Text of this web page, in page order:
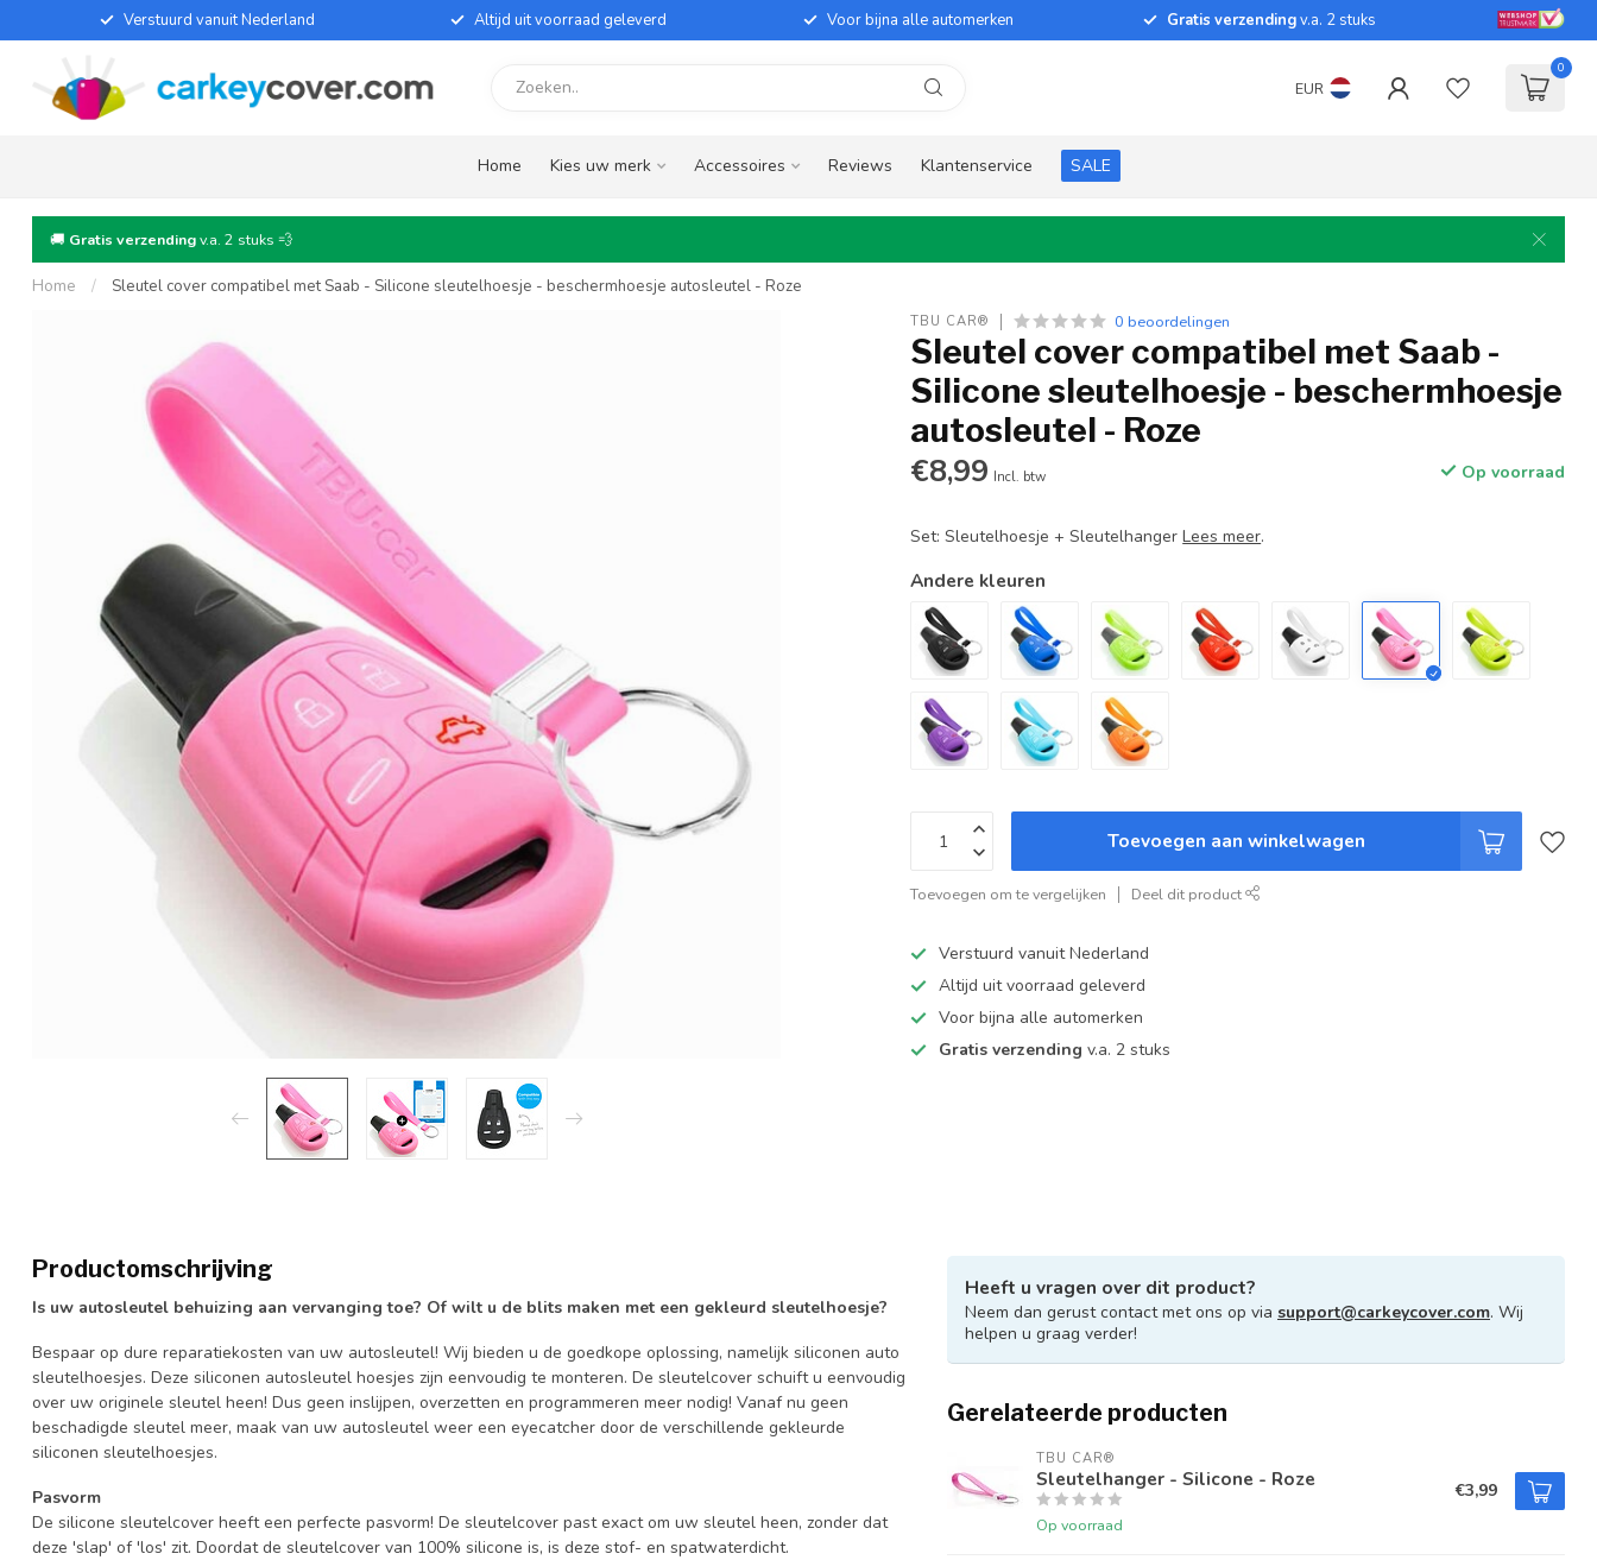
Verstuurd vanuit Nederland Altijd uit voorraad geleverd Voor bijna alle automerken Gratis verzendingv.a. 2 stuks
EUR
0
Home Kies uw merk Accessoires Reviews Klantenservice SALE
🚚 Gratis verzendingv.a. 2 stuks 💨
Home / Sleutel cover compatibel met Saab - Silicone sleutelhoesje - beschermhoesje autosleutel - Roze
TBU CAR® 0 beoordelingen
Sleutel cover compatibel met Saab -
Silicone sleutelhoesje - beschermhoesje
autosleutel - Roze
€8,99 Incl. btw Op voorraad
Set: Sleutelhoesje + SleutelhangerLees meer.
Andere kleuren
Toevoegen aan winkelwagen
Toevoegen om te vergelijken Deel dit product
Verstuurd vanuit Nederland
Altijd uit voorraad geleverd
Voor bijna alle automerken
Gratis verzending v.a. 2 stuks
Productomschrijving
Is uw autosleutel behuizing aan vervanging toe? Of wilt u de blits maken met een gekleurd sleutelhoesje?
Bespaar op dure reparatiekosten van uw autosleutel! Wij bieden u de goedkope oplossing, namelijk siliconen auto
sleutelhoesjes. Deze siliconen autosleutel hoesjes zijn eenvoudig te monteren. De sleutelcover schuift u eenvoudig
over uw originele sleutel heen! Dus geen inslijpen, overzetten en programmeren meer nodig! Vanaf nu geen
beschadigde sleutel meer, maak van uw autosleutel weer een eyecatcher door de verschillende gekleurde
siliconen sleutelhoesjes.
Pasvorm
De silicone sleutelcover heeft een perfecte pasvorm! De sleutelcover past exact om uw sleutel heen, zonder dat
deze 'slap' of 'los' zit. Doordat de sleutelcover van 100% silicone is, is deze stof- en spatwaterdicht.
Heeft u vragen over dit product?
Neem dan gerust contact met ons op via support@carkeycover.com. Wij
helpen u graag verder!
Gerelateerde producten
TBU CAR®
Sleutelhanger - Silicone - Roze
Op voorraad
€3,99